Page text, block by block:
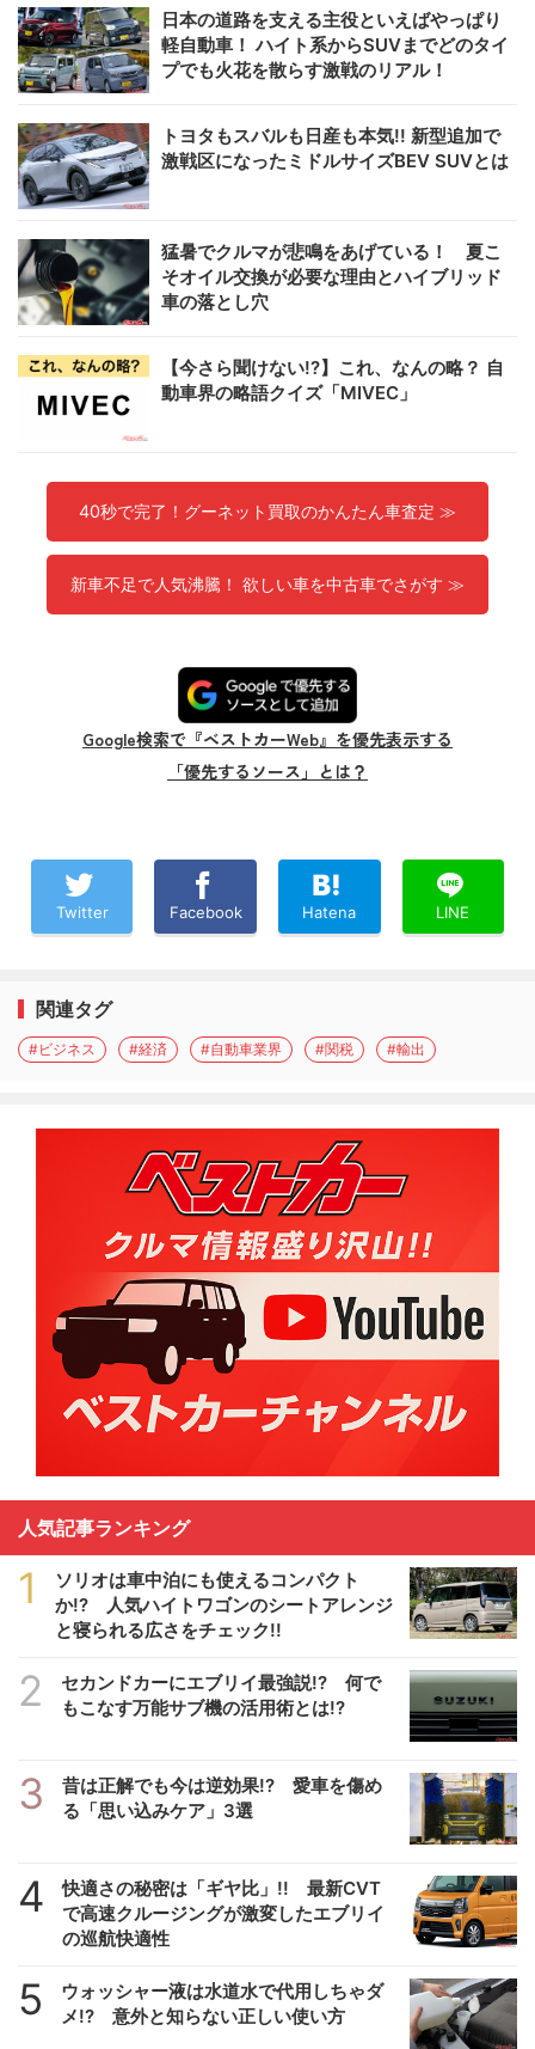
日本の道路を支える主役といえばやっぱり
軽自動車！ ハイト系からSUVまでどのタイ
プでも火花を散らす激戦のリアル！
トヨタもスバルも日産も本気!! 新型追加で
激戦区になったミドルサイズBEV SUVとは
猛暑でクルマが悲鳴をあげている！ 夏こ
そオイル交換が必要な理由とハイブリッド
車の落とし穴
【今さら聞けない!?】これ、なんの略？ 自
動車界の略語クイズ「MIVEC」
40秒で完了！グーネット買取のかんたん車査定 ≫
新車不足で人気沸騰！ 欲しい車を中古車でさがす ≫
Google検索で『ベストカーWeb』を優先表示する
「優先するソース」とは？
Twitter Facebook Hatena LINE
関連タグ
#ビジネス #経済 #自動車業界 #関税 #輸出
人気記事ランキング
1
ソリオは車中泊にも使えるコンパクト
か!? 人気ハイトワゴンのシートアレンジ
と寝られる広さをチェック!!
2
セカンドカーにエブリイ最強説!? 何で
もこなす万能サブ機の活用術とは!?
3
昔は正解でも今は逆効果!? 愛車を傷め
る「思い込みケア」3選
4
快適さの秘密は「ギヤ比」!! 最新CVT
で高速クルージングが激変したエブリイ
の巡航快適性
5
ウォッシャー液は水道水で代用しちゃダ
メ!? 意外と知らない正しい使い方